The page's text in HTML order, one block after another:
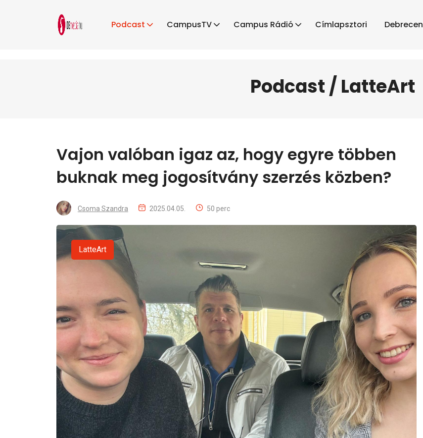
Podcast CampusTV Campus Rádió Címlapsztori Debrecen
Podcast / LatteArt
Vajon valóban igaz az, hogy egyre többen
buknak meg jogosítvány szerzés közben?
Csoma Szandra 2025.04.05. 50 perc
LatteArt